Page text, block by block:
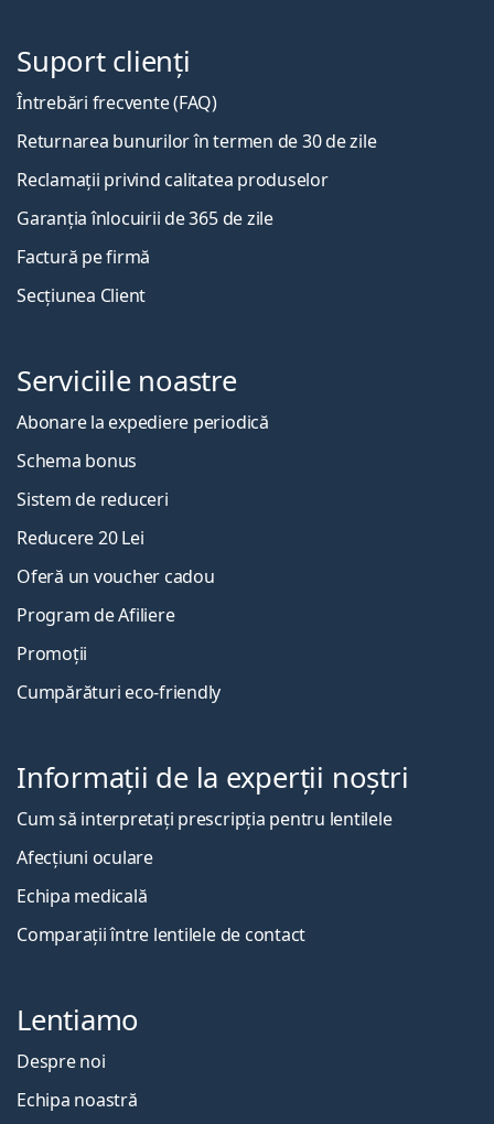
Suport clienți
Întrebări frecvente (FAQ)
Returnarea bunurilor în termen de 30 de zile
Reclamații privind calitatea produselor
Garanția înlocuirii de 365 de zile
Factură pe firmă
Secțiunea Client
Serviciile noastre
Abonare la expediere periodică
Schema bonus
Sistem de reduceri
Reducere 20 Lei
Oferă un voucher cadou
Program de Afiliere
Promoții
Cumpărături eco-friendly
Informații de la experții noștri
Cum să interpretați prescripția pentru lentilele
Afecțiuni oculare
Echipa medicală
Comparații între lentilele de contact
Lentiamo
Despre noi
Echipa noastră